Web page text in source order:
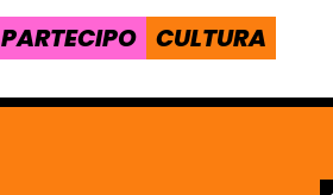
PARTECIPO CULTURA